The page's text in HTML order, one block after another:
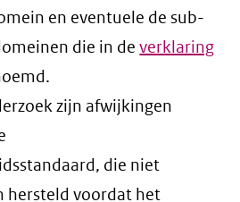
en eventuele de sub-
die in deverklaring
zijn afwijkingen
die niet
hersteld voordat het